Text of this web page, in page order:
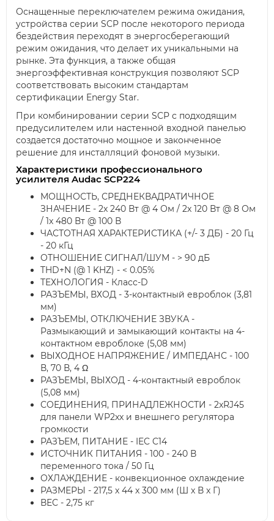
Оснащенные переключателем режима ожидания,
устройства серии SCP после некоторого периода
бездействия переходят в энергосберегающий
режим ожидания, что делает их уникальными на
рынке. Эта функция, а также общая
энергоэффективная конструкция позволяют SCP
соответствовать высоким стандартам
сертификации Energy Star.
При комбинировании серии SCP с подходящим
предусилителем или настенной входной панелью
создается достаточно мощное и законченное
решение для инсталляций фоновой музыки.
Характеристики профессионального
усилителя Audac SCP224
МОЩНОСТЬ, СРЕДНЕКВАДРАТИЧНОЕ
ЗНАЧЕНИЕ - 2x 240 Вт @ 4 Ом / 2x 120 Вт @ 8 Ом
/ 1x 480 Вт @ 100 В
ЧАСТОТНАЯ ХАРАКТЕРИСТИКА (+/- 3 ДБ) - 20 Гц
- 20 кГц
ОТНОШЕНИЕ СИГНАЛ/ШУМ - > 90 дБ
THD+N (@ 1 KHZ) - < 0.05%
ТЕХНОЛОГИЯ - Класс-D
РАЗЪЕМЫ, ВХОД - 3-контактный евроблок (3,81
мм)
РАЗЪЕМЫ, ОТКЛЮЧЕНИЕ ЗВУКА -
Размыкающий и замыкающий контакты на 4-
контактном евроблоке (5,08 мм)
ВЫХОДНОЕ НАПРЯЖЕНИЕ / ИМПЕДАНС - 100
В, 70 В, 4 Ω
РАЗЪЕМЫ, ВЫХОД - 4-контактный евроблок
(5,08 мм)
СОЕДИНЕНИЯ, ПРИНАДЛЕЖНОСТИ - 2xRJ45
для панели WP2xx и внешнего регулятора
громкости
РАЗЪЕМ, ПИТАНИЕ - IEC C14
ИСТОЧНИК ПИТАНИЯ - 100 - 240 В
переменного тока / 50 Гц
ОХЛАЖДЕНИЕ - конвекционное охлаждение
РАЗМЕРЫ - 217,5 x 44 x 300 мм (Ш x В x Г)
ВЕС - 2,75 кг